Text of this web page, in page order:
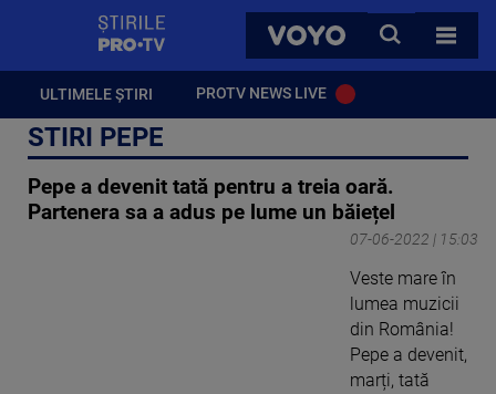
VOYO
CAUTA
TOATE
ULTIMELE ȘTIRI PROTV NEWS LIVE
STIRI PEPE
Pepe a devenit tată pentru a treia oară.
Partenera sa a adus pe lume un băiețel
07-06-2022 | 15:03
Veste mare în
lumea muzicii
din România!
Pepe a devenit,
marți, tată